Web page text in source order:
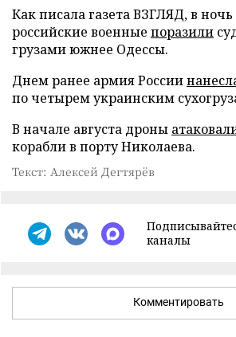
Как писала газета ВЗГЛЯД, в
российские военные поразили
грузами южнее Одессы.
Днем ранее армия России
по четырем украинским
В начале августа дроны
корабли в порту Николаева.
Текст: Алексей Дегтярёв
каналы
Комментировать